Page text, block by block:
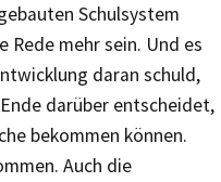
Schulsystem
Rede mehr sein. Und es
daran schuld,
darüber entscheidet,
bekommen können.
Auch die